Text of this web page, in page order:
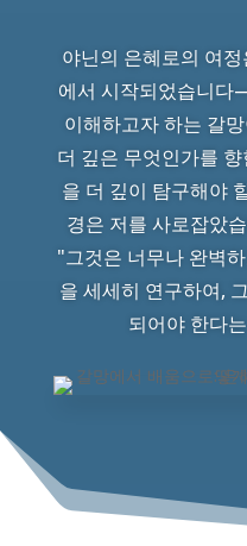
야닌의 은혜로의 여
에서 시작되었습니다
이해하고자 하는 갈
더 깊은 무엇인가를
을 더 깊이 탐구해야
경은 저를 사로잡았
"그것은 너무나 완벽
을 세세히 연구하여,
되어야 한다